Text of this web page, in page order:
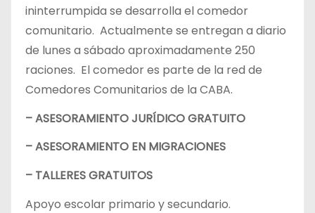
ininterrumpida se desarrolla el comedor
comunitario. Actualmente se entregan a diario
de lunes a sábado aproximadamente 250
raciones. El comedor es parte de la red de
Comedores Comunitarios de la CABA.
– ASESORAMIENTO JURÍDICO GRATUITO
– ASESORAMIENTO EN MIGRACIONES
– TALLERES GRATUITOS
Apoyo escolar primario y secundario.